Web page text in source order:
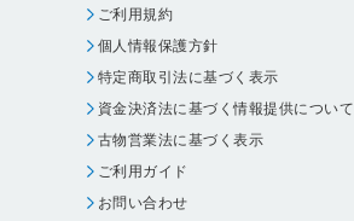
ご利用規約
個人情報保護方針
特定商取引法に基づく表示
資金決済法に基づく情報提供について
古物営業法に基づく表示
ご利用ガイド
お問い合わせ